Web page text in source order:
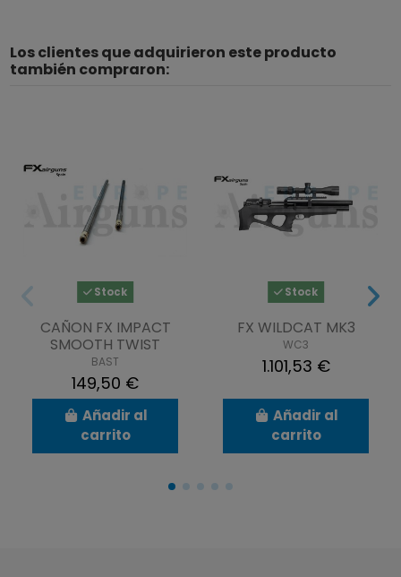
Los clientes que adquirieron este producto
también compraron:
Stock
CAÑON FX IMPACT
SMOOTH TWIST
BAST
149,50 €
Añadir al
carrito
Stock
FX WILDCAT MK3
WC3
1.101,53 €
Añadir al
carrito